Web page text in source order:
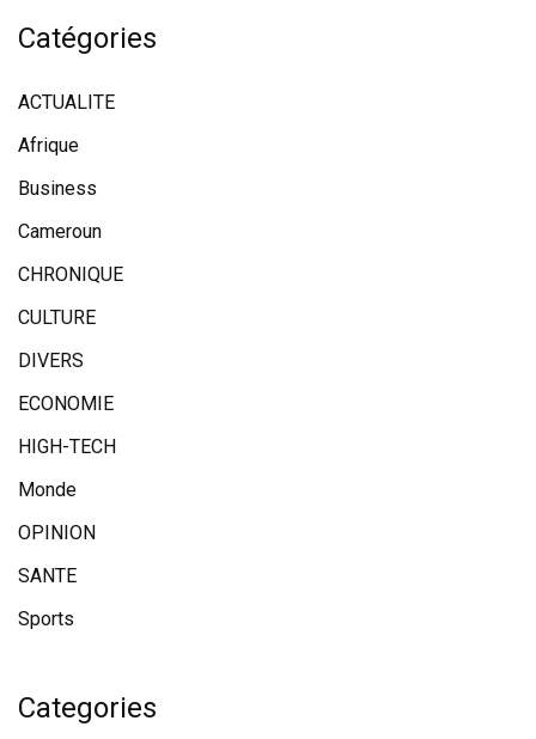
Catégories
ACTUALITE
Afrique
Business
Cameroun
CHRONIQUE
CULTURE
DIVERS
ECONOMIE
HIGH-TECH
Monde
OPINION
SANTE
Sports
Categories